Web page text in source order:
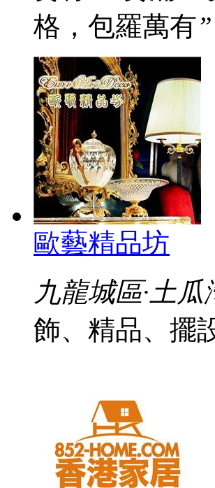
格，包羅萬有”
歐藝精品坊
九龍城區·土瓜
飾、精品、擺